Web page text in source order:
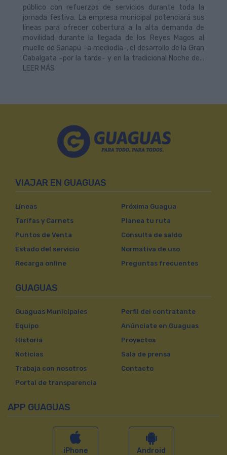
público con refuerzos de servicios durante toda la
jornada festiva. La empresa municipal potenciará sus
líneas para ofrecer cobertura a la alta demanda de
movilidad durante la llegada de los Reyes Magos al
muelle de Sanapú –a mediodía-, el desarrollo de la Gran
Cabalgata –por la tarde- y en la tradicional Noche de...
LEER MÁS
VIAJAR EN GUAGUAS
Líneas
Tarifas y Carnets
Puntos de Venta
Estado del servicio
Recarga online
Próxima Guagua
Planea tu ruta
Consulta de saldo
Normativa de uso
Preguntas frecuentes
GUAGUAS
Guaguas Municipales
Equipo
Historia
Noticias
Trabaja con nosotros
Portal de transparencia
Perfil del contratante
Anúnciate en Guaguas
Proyectos
Sala de prensa
Contacto
APP GUAGUAS
iPhone Android